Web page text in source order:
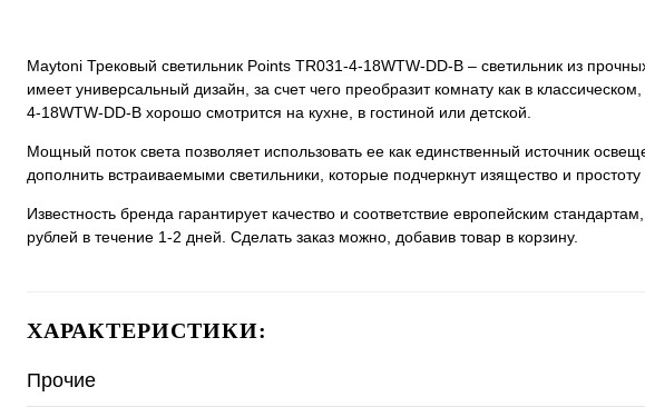
Maytoni Трековый светильник Points TR031-4-18WTW-DD-B – светильник из
имеет универсальный дизайн, за счет чего преобразит комнату как в
4-18WTW-DD-B хорошо смотрится на кухне, в гостиной или детской.
Мощный поток света позволяет использовать ее как единственный источник
дополнить встраиваемыми светильники, которые подчеркнут изящество и
Известность бренда гарантирует качество и соответствие европейским
рублей в течение 1-2 дней. Сделать заказ можно, добавив товар в корзину.
ХАРАКТЕРИСТИКИ:
Прочие